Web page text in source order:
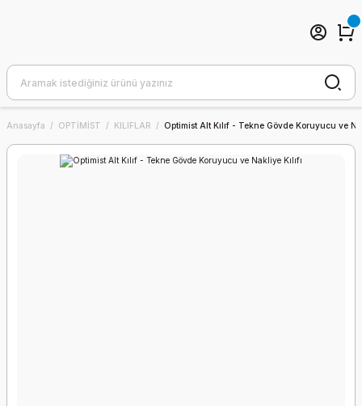
Anasayfa OPTİMİST KILIFLAR Optimist Alt Kılıf - Tekne Gövde Koruyucu ve